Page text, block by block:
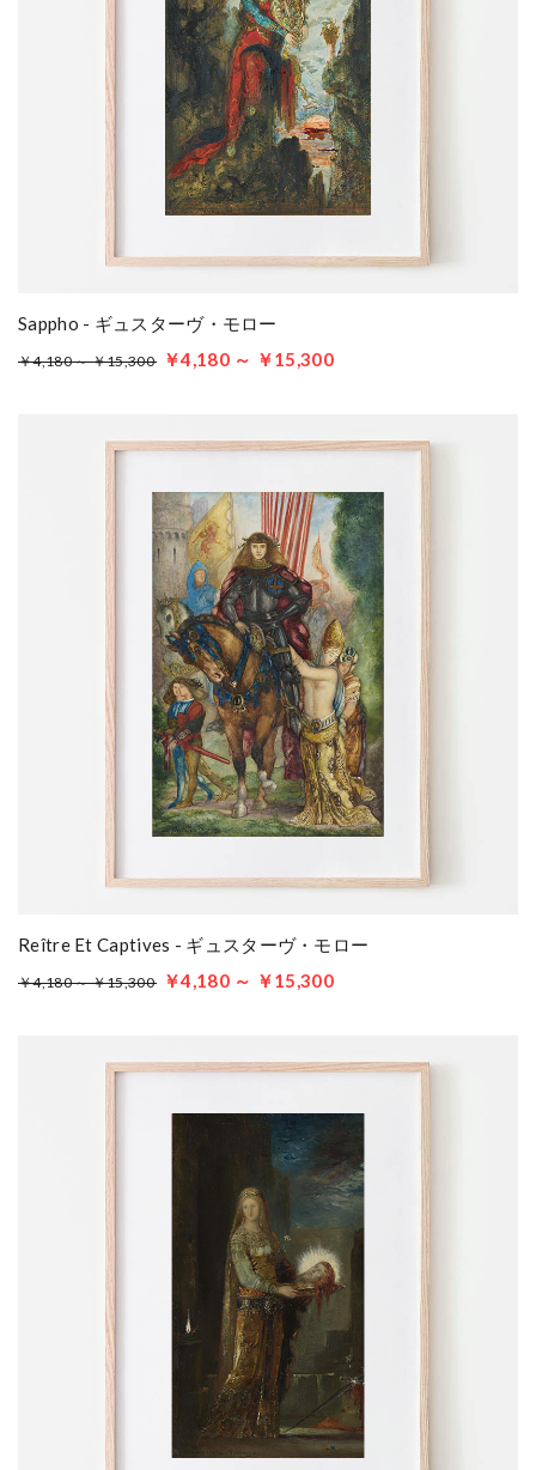
Sappho - ギュスターヴ・モロー
￥4,180 ～ ￥15,300 ￥4,180 ～ ￥15,300
Reître Et Captives - ギュスターヴ・モロー
￥4,180 ～ ￥15,300 ￥4,180 ～ ￥15,300